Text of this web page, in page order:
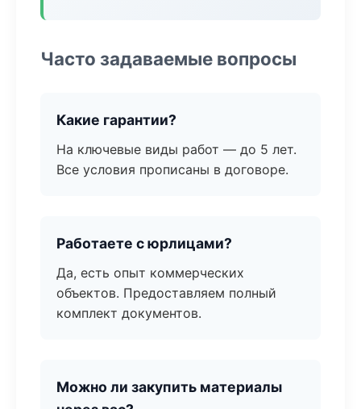
Часто задаваемые вопросы
Какие гарантии?
На ключевые виды работ — до 5 лет.
Все условия прописаны в договоре.
Работаете с юрлицами?
Да, есть опыт коммерческих
объектов. Предоставляем полный
комплект документов.
Можно ли закупить материалы